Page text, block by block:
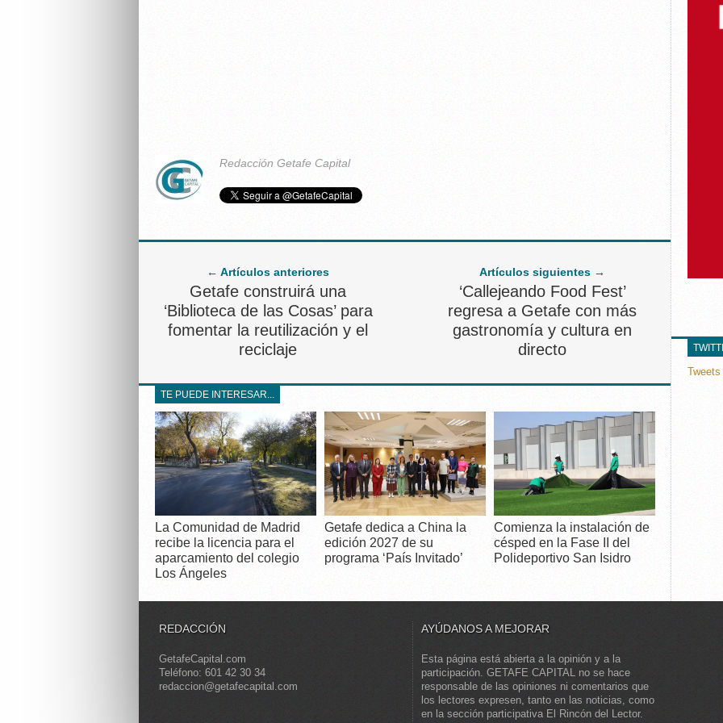
Redacción Getafe Capital
← Artículos anteriores
Getafe construirá una
‘Biblioteca de las Cosas’ para
fomentar la reutilización y el
reciclaje
Artículos siguientes →
‘Callejeando Food Fest’
regresa a Getafe con más
gastronomía y cultura en
directo
TE PUEDE INTERESAR...
La Comunidad de Madrid
recibe la licencia para el
aparcamiento del colegio
Los Ángeles
Getafe dedica a China la
edición 2027 de su
programa ‘País Invitado’
Comienza la instalación de
césped en la Fase II del
Polideportivo San Isidro
REDACCIÓN
GetafeCapital.com
Teléfono: 601 42 30 34
redaccion@getafecapital.com
AYÚDANOS A MEJORAR
Esta página está abierta a la opinión y a la
participación. GETAFE CAPITAL no se hace
responsable de las opiniones ni comentarios que
los lectores expresen, tanto en las noticias, como
en la sección participativa El Rincón del Lector.